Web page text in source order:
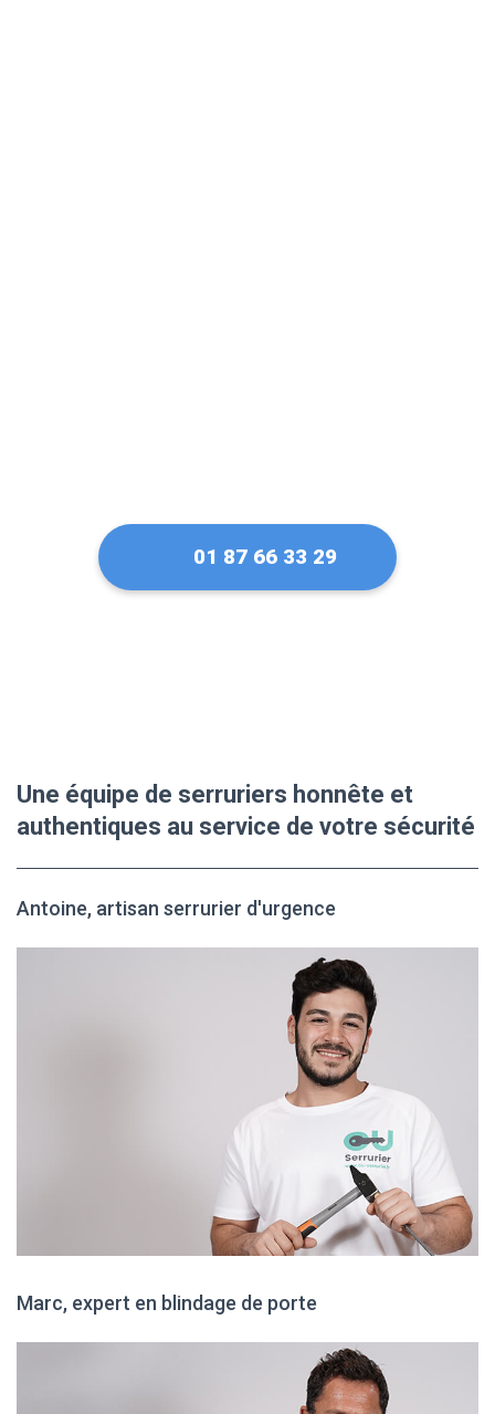
01 87 66 33 29
Une équipe de serruriers honnête et
authentiques au service de votre sécurité
Antoine, artisan serrurier d'urgence
Marc, expert en blindage de porte